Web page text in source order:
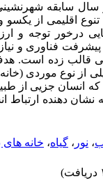
سابقه
اقلیمی از یکسو
درخور توجه و
فناوری و
قالب زده
از نوع موردی
انسان جزیی از
نشان دهنده
، نور ، گیاه، خانه